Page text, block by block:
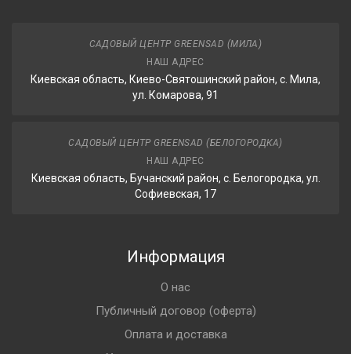
САДОВЫЙ ЦЕНТР GREENSAD (МИЛА)
НАШ АДРЕС
Киевская область, Киево-Святошинский район, с. Мила,
ул. Комарова, 91
САДОВЫЙ ЦЕНТР GREENSAD (БЕЛОГОРОДКА)
НАШ АДРЕС
Киевская область, Бучанский район, с. Белогородка, ул.
Софиевская, 17
Информация
О нас
Публичный договор (оферта)
Оплата и доставка